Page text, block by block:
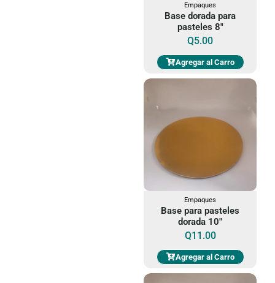
Empaques
Base dorada para
pasteles 8"
Q5.00
Agregar al Carro
Empaques
Base para pasteles
dorada 10"
Q11.00
Agregar al Carro